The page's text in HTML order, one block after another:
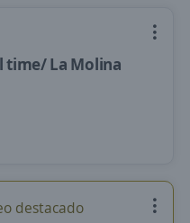
time/ La Molina
destacado